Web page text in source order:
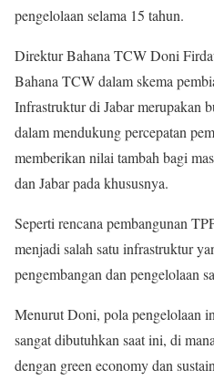
pengelolaan selama 15 tahun.
Direktur Bahana TCW Doni
Bahana TCW dalam skema
Infrastruktur di Jabar merupakan
dalam mendukung percepatan
memberikan nilai tambah bagi
dan Jabar pada khususnya.
Seperti rencana pembangunan
menjadi salah satu infrastruktur
pengembangan dan pengelolaan
Menurut Doni, pola pengelolaan
sangat dibutuhkan saat ini, di
dengan green economy dan